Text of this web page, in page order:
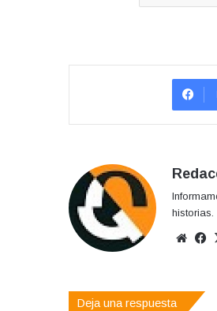
historias.
Sitio
Deja una respuesta